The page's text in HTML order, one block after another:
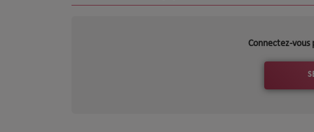
Connectez-